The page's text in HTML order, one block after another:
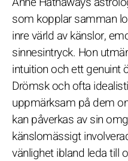
som kopplar samman
inre värld av känslor,
sinnesintryck. Hon
intuition och ett genuint
Drömsk och ofta
uppmärksam på dem
kan påverkas av sin
känslomässigt
vänlighet ibland leda till